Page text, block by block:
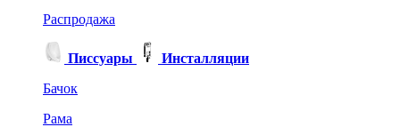
Распродажа
Писсуары
Инсталляции
Бачок
Рама